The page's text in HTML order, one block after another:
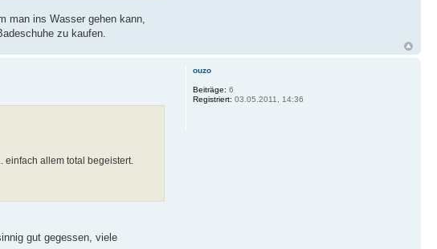
man ins Wasser gehen kann,
zu kaufen.
einfach allem total begeistert.
gut gegessen, viele
ouzo
Beiträge: 6
Registriert: 03.05.2011, 14:36